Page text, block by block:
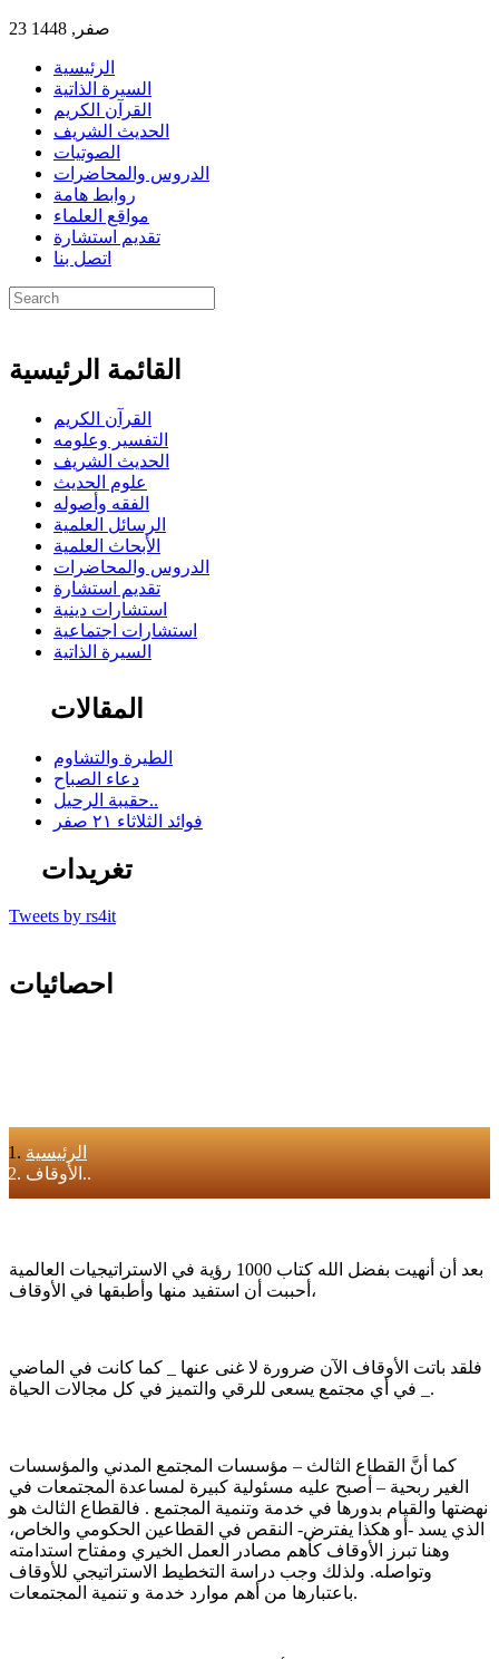
23 صفر, 1448
الرئيسية
السيرة الذاتية
القرآن الكريم
الحديث الشريف
الصوتيات
الدروس والمحاضرات
روابط هامة
مواقع العلماء
تقديم استشارة
اتصل بنا
القائمة الرئيسية
القرآن الكريم
التفسير وعلومه
الحديث الشريف
علوم الحديث
الفقه وأصوله
الرسائل العلمية
الأبحاث العلمية
الدروس والمحاضرات
تقديم استشارة
استشارات دينية
استشارات اجتماعية
السيرة الذاتية
المقالات
الطيرة والتشاوم
دعاء الصباح
حقيبة الرحيل..
فوائد الثلاثاء ٢١ صفر
تغريدات
Tweets by rs4it
احصائيات
الرئيسية
الأوقاف..
بعد أن أنهيت بفضل الله كتاب 1000 رؤية في الاستراتيجيات العالمية
أحببت أن استفيد منها وأطبقها في الأوقاف،
فلقد باتت الأوقاف الآن ضرورة لا غنى عنها _ كما كانت في الماضي
_ في أي مجتمع يسعى للرقي والتميز في كل مجالات الحياة.
كما أنَّ القطاع الثالث – مؤسسات المجتمع المدني والمؤسسات
الغير ربحية – أصبح عليه مسئولية كبيرة لمساعدة المجتمعات في
نهضتها والقيام بدورها في خدمة وتنمية المجتمع . فالقطاع الثالث هو
الذي يسد -أو هكذا يفترض- النقص في القطاعين الحكومي والخاص،
وهنا تبرز الأوقاف كأهم مصادر العمل الخيري ومفتاح استدامته
وتواصله. ولذلك وجب دراسة التخطيط الاستراتيجي للأوقاف
باعتبارها من أهم موارد خدمة و تنمية المجتمعات.